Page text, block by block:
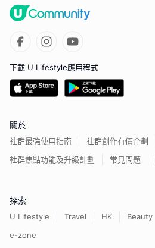
下載 U Lifestyle應用程式
關於
社群最強使用指南
社群創作有價企劃
社群焦點功能及升級計劃
常見問題
探索
U Lifestyle Travel HK Beauty
e-zone